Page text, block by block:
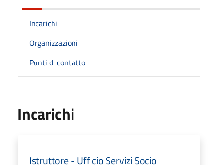
Incarichi
Organizzazioni
Punti di contatto
Incarichi
Istruttore - Ufficio Servizi Socio